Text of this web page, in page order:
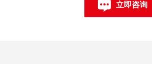
立即咨询